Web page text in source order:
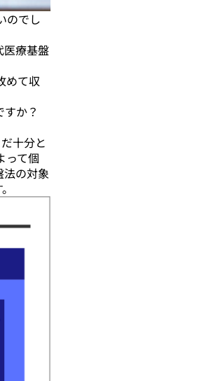
のでし
医療基盤
めて収
か？
十分と
って個
法の対象